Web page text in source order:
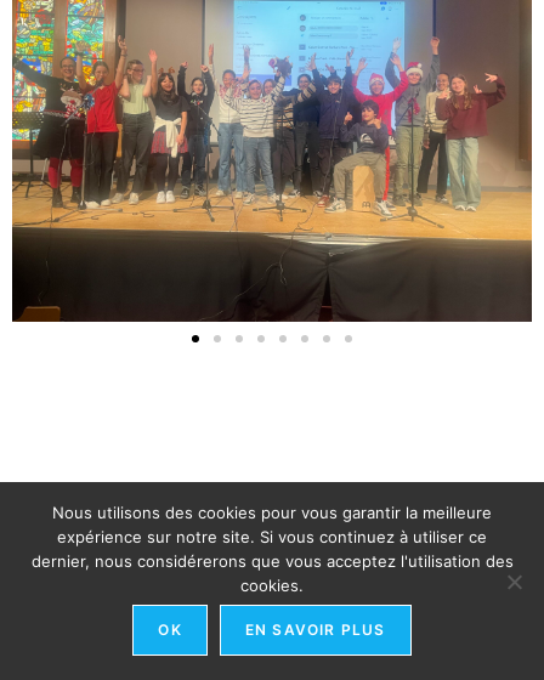
Nous utilisons des cookies pour vous garantir la meilleure
expérience sur notre site. Si vous continuez à utiliser ce
dernier, nous considérerons que vous acceptez l'utilisation des
cookies.
OK EN SAVOIR PLUS